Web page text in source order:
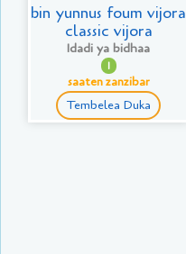
bin yunnus foum vijora
classic vijora
Idadi ya bidhaa
1
saaten zanzibar
Tembelea Duka